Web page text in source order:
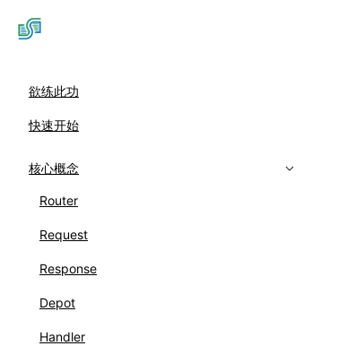
欲练此功
快速开始
核心概念
Router
Request
Response
Depot
Handler